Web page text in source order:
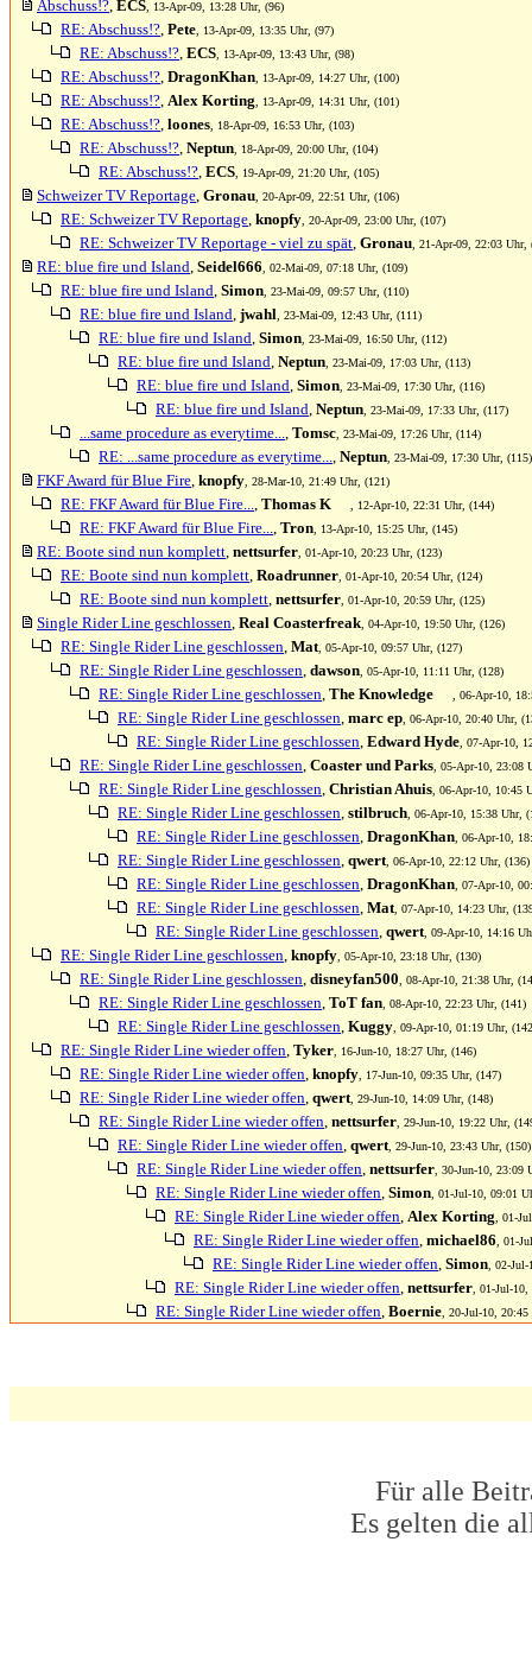
Abschuss!?, ECS , 13-Apr-09, 13:28 Uhr, (96)
RE: Abschuss!?, Pete , 13-Apr-09, 13:35 Uhr, (97)
RE: Abschuss!?, ECS , 13-Apr-09, 13:43 Uhr, (98)
RE: Abschuss!?, DragonKhan , 13-Apr-09, 14:27 Uhr, (100)
RE: Abschuss!?, Alex Korting , 13-Apr-09, 14:31 Uhr, (101)
RE: Abschuss!?, loones , 18-Apr-09, 16:53 Uhr, (103)
RE: Abschuss!?, Neptun , 18-Apr-09, 20:00 Uhr, (104)
RE: Abschuss!?, ECS , 19-Apr-09, 21:20 Uhr, (105)
Schweizer TV Reportage, Gronau , 20-Apr-09, 22:51 Uhr, (106)
RE: Schweizer TV Reportage, knopfy , 20-Apr-09, 23:00 Uhr, (107)
RE: Schweizer TV Reportage - viel zu spät, Gronau , 21-Apr-09, 22:03 Uhr,
RE: blue fire und Island, Seidel666 , 02-Mai-09, 07:18 Uhr, (109)
RE: blue fire und Island, Simon , 23-Mai-09, 09:57 Uhr, (110)
RE: blue fire und Island, jwahl , 23-Mai-09, 12:43 Uhr, (111)
RE: blue fire und Island, Simon , 23-Mai-09, 16:50 Uhr, (112)
RE: blue fire und Island, Neptun , 23-Mai-09, 17:03 Uhr, (113)
RE: blue fire und Island, Simon , 23-Mai-09, 17:30 Uhr, (116)
RE: blue fire und Island, Neptun , 23-Mai-09, 17:33 Uhr, (117)
...same procedure as everytime..., Tomsc , 23-Mai-09, 17:26 Uhr, (114)
RE: ...same procedure as everytime..., Neptun , 23-Mai-09, 17:30 Uhr, (115)
FKF Award für Blue Fire, knopfy , 28-Mar-10, 21:49 Uhr, (121)
RE: FKF Award für Blue Fire..., Thomas K , 12-Apr-10, 22:31 Uhr, (144)
RE: FKF Award für Blue Fire..., Tron , 13-Apr-10, 15:25 Uhr, (145)
RE: Boote sind nun komplett, nettsurfer , 01-Apr-10, 20:23 Uhr, (123)
RE: Boote sind nun komplett, Roadrunner , 01-Apr-10, 20:54 Uhr, (124)
RE: Boote sind nun komplett, nettsurfer , 01-Apr-10, 20:59 Uhr, (125)
Single Rider Line geschlossen, Real Coasterfreak , 04-Apr-10, 19:50 Uhr, (126)
RE: Single Rider Line geschlossen, Mat , 05-Apr-10, 09:57 Uhr, (127)
RE: Single Rider Line geschlossen, dawson , 05-Apr-10, 11:11 Uhr, (128)
RE: Single Rider Line geschlossen, The Knowledge , 06-Apr-10,
RE: Single Rider Line geschlossen, marc ep , 06-Apr-10, 20:40 Uhr,
RE: Single Rider Line geschlossen, Edward Hyde , 07-Apr-10,
RE: Single Rider Line geschlossen, Coaster und Parks , 05-Apr-10, 23:08
RE: Single Rider Line geschlossen, Christian Ahuis , 06-Apr-10, 10:45
RE: Single Rider Line geschlossen, stilbruch , 06-Apr-10, 15:38 Uhr,
RE: Single Rider Line geschlossen, DragonKhan , 06-Apr-10,
RE: Single Rider Line geschlossen, qwert , 06-Apr-10, 22:12 Uhr, (136)
RE: Single Rider Line geschlossen, DragonKhan , 07-Apr-10,
RE: Single Rider Line geschlossen, Mat , 07-Apr-10, 14:23 Uhr,
RE: Single Rider Line geschlossen, qwert , 09-Apr-10, 14:16
RE: Single Rider Line geschlossen, knopfy , 05-Apr-10, 23:18 Uhr, (130)
RE: Single Rider Line geschlossen, disneyfan500 , 08-Apr-10, 21:38 Uhr,
RE: Single Rider Line geschlossen, ToT fan , 08-Apr-10, 22:23 Uhr, (141)
RE: Single Rider Line geschlossen, Kuggy , 09-Apr-10, 01:19 Uhr,
RE: Single Rider Line wieder offen, Tyker , 16-Jun-10, 18:27 Uhr, (146)
RE: Single Rider Line wieder offen, knopfy , 17-Jun-10, 09:35 Uhr, (147)
RE: Single Rider Line wieder offen, qwert , 29-Jun-10, 14:09 Uhr, (148)
RE: Single Rider Line wieder offen, nettsurfer , 29-Jun-10, 19:22 Uhr,
RE: Single Rider Line wieder offen, qwert , 29-Jun-10, 23:43 Uhr, (150)
RE: Single Rider Line wieder offen, nettsurfer , 30-Jun-10, 23:09
RE: Single Rider Line wieder offen, Simon , 01-Jul-10, 09:01
RE: Single Rider Line wieder offen, Alex Korting , 01-
RE: Single Rider Line wieder offen, michael86 , 01-
RE: Single Rider Line wieder offen, Simon , 02-
RE: Single Rider Line wieder offen, nettsurfer , 01-Jul-
RE: Single Rider Line wieder offen, Boernie , 20-Jul-10,
Für alle
Es gelten die